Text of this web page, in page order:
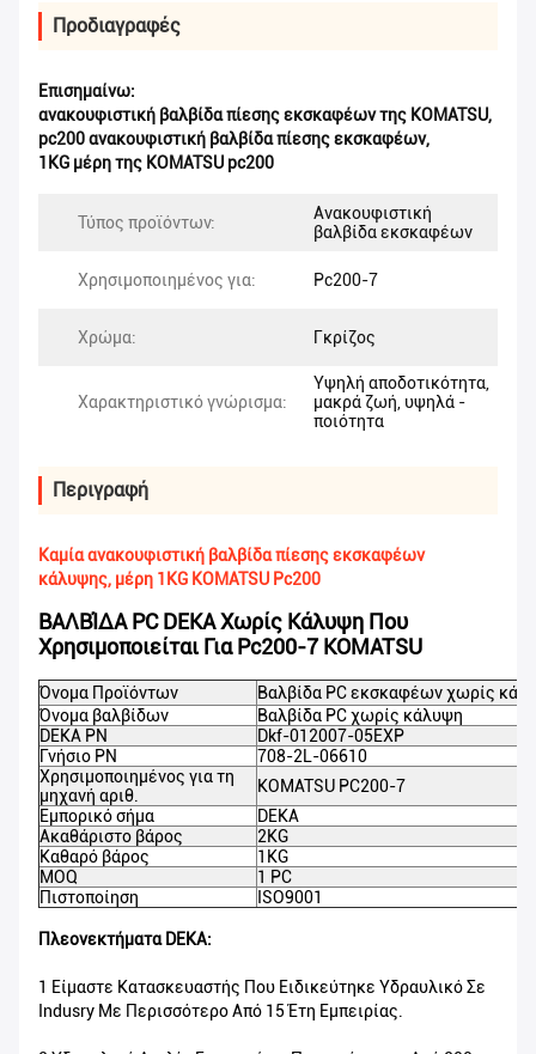
Προδιαγραφές
Επισημαίνω:
ανακουφιστική βαλβίδα πίεσης εκσκαφέων της KOMATSU,
pc200 ανακουφιστική βαλβίδα πίεσης εκσκαφέων,
1KG μέρη της KOMATSU pc200
Τύπος προϊόντων:
Ανακουφιστική
βαλβίδα εκσκαφέων
Χρησιμοποιημένος για: Pc200-7
Χρώμα: Γκρίζος
Χαρακτηριστικό γνώρισμα:
Υψηλή αποδοτικότητα,
μακρά ζωή, υψηλά -
ποιότητα
Περιγραφή
Καμία ανακουφιστική βαλβίδα πίεσης εκσκαφέων
κάλυψης, μέρη 1KG KOMATSU Pc200
ΒΑΛΒΊΔΑ PC DEKA Χωρίς Κάλυψη Που
Χρησιμοποιείται Για Pc200-7 KOMATSU
Όνομα Προϊόντων
Βαλβίδα PC εκσκαφέων χωρίς
Όνομα βαλβίδων
Βαλβίδα PC χωρίς κάλυψη
DEKA PN
Dkf-012007-05EXP
Γνήσιο PN
708-2L-06610
Χρησιμοποιημένος για τη
μηχανή αριθ.
KOMATSU PC200-7
Εμπορικό σήμα
DEKA
Ακαθάριστο βάρος
2KG
Καθαρό βάρος
1KG
MOQ
1 PC
Πιστοποίηση
ISO9001
Πλεονεκτήματα DEKA:
1 Είμαστε Κατασκευαστής Που Ειδικεύτηκε Υδραυλικό Σε
Indusry Με Περισσότερο Από 15 Έτη Εμπειρίας.